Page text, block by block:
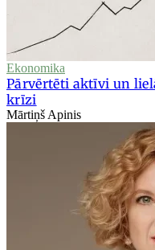
Ekonomika
Pārvērtēti aktīvi un
krīzi
Mārtiņš Apinis